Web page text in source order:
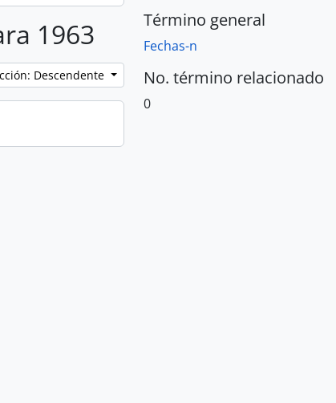
1963
Descendente
Término general
Fechas-n
No. término relacionado
0